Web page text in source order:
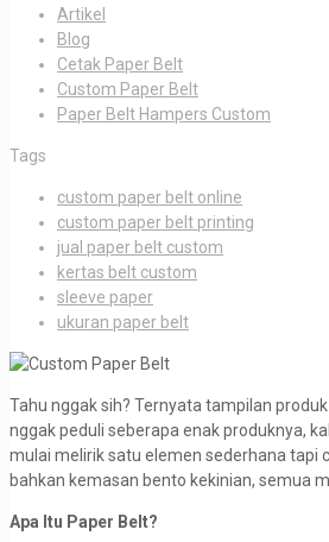
Artikel
Blog
Cetak Paper Belt
Custom Paper Belt
Paper Belt Hampers Custom
Tags
custom paper belt online
custom paper belt printing
jual paper belt custom
kertas belt custom
sleeve paper
ukuran paper belt
Tahu nggak sih? Ternyata tampilan
nggak peduli seberapa enak produknya,
mulai melirik satu elemen sederhana tapi
bahkan kemasan bento kekinian, semua
Apa Itu Paper Belt?